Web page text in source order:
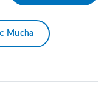
Mucha